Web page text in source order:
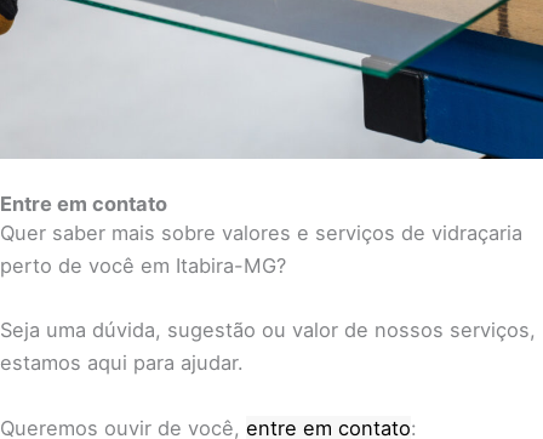
Entre em contato
Quer saber mais sobre valores e serviços de vidraçaria
perto de você em Itabira-MG?
Seja uma dúvida, sugestão ou valor de nossos serviços,
estamos aqui para ajudar.
Queremos ouvir de você, entre em contato: